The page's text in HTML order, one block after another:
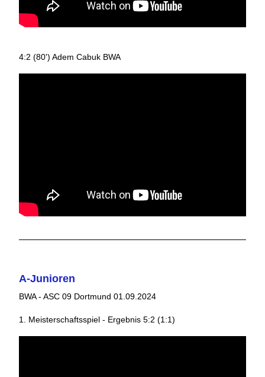
4:2 (80') Adem Cabuk BWA
A-Junioren
BWA - ASC 09 Dortmund 01.09.2024
1. Meisterschaftsspiel - Ergebnis 5:2 (1:1)